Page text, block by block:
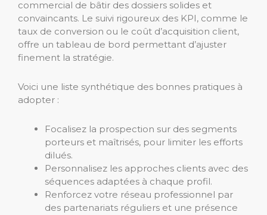
commercial de bâtir des dossiers solides et
convaincants. Le suivi rigoureux des KPI, comme le
taux de conversion ou le coût d’acquisition client,
offre un tableau de bord permettant d’ajuster
finement la stratégie.
Voici une liste synthétique des bonnes pratiques à
adopter :
Focalisez la prospection sur des segments
porteurs et maîtrisés, pour limiter les efforts
dilués.
Personnalisez les approches clients avec des
séquences adaptées à chaque profil.
Renforcez votre réseau professionnel par
des partenariats réguliers et une présence